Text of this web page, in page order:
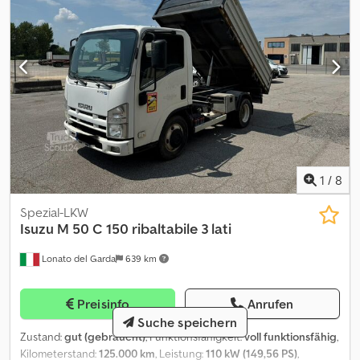
Lkw, Anhänger und Abrollsysteme. Über 50 Fahrzeuge und mehr
als 150 Container, mit und ohne Kran, sofort verfügbar. Irrtum und
Zwischenverkauf vorbehalten. Aufgrund der Vielzahl der
Anzeigen und Details bittet Aurora, die Richtigkeit der
angegebenen Daten mit dem Verkaufspersonal zu überprüfen.
1 / 8
Lonato del Garda 639 km
Spezial-LKW
Isuzu M 50 C 150 ribaltabile 3 lati
Preisinfo Anrufen
Zustand:gut (gebraucht), Funktionsfähigkeit:voll funktionsfähig,
Kilometerstand:125.000 km, Leistung:110 kW (149,56 PS),
Suche speichern